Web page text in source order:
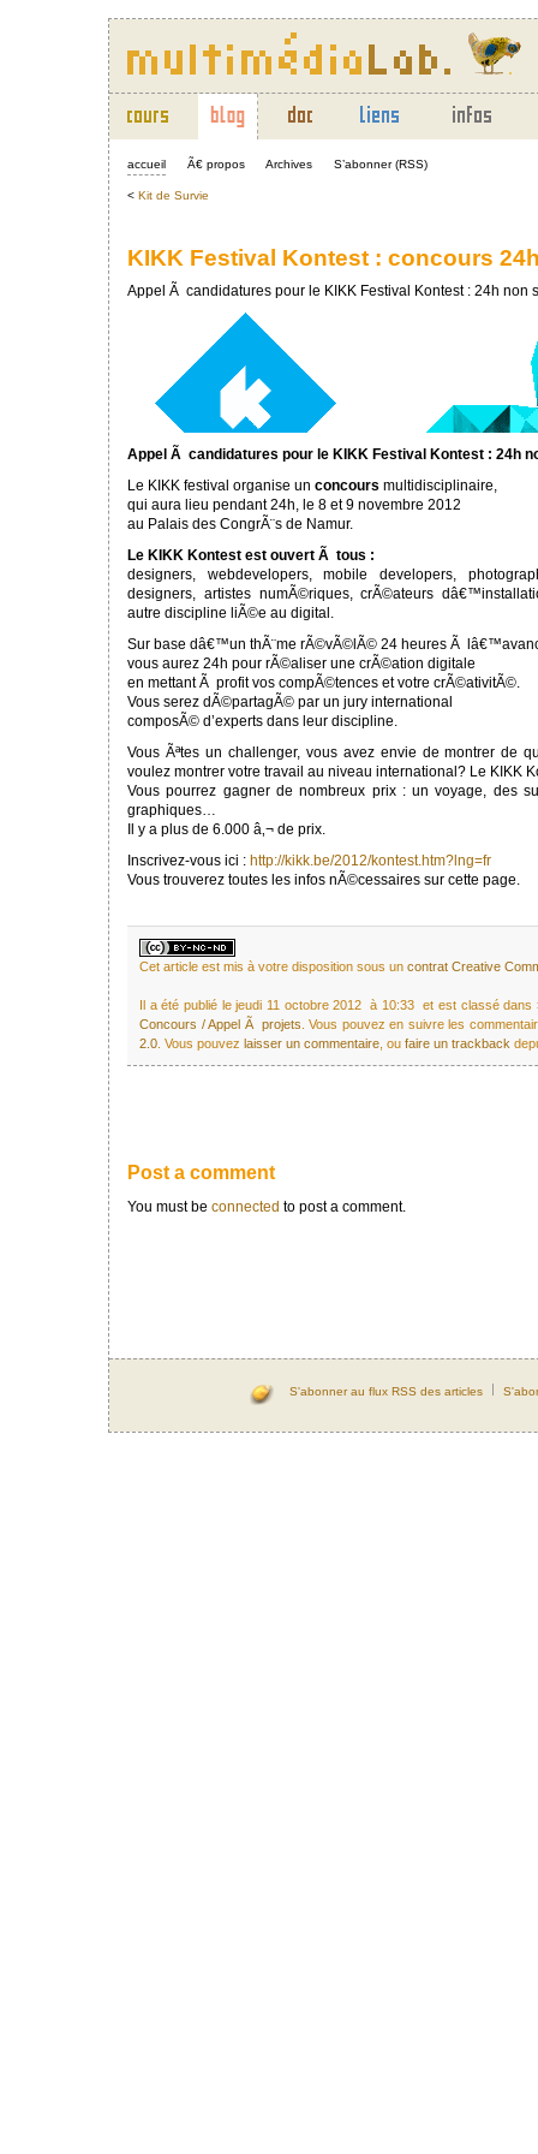
accueil Ã€ propos Archives S’abonner (RSS)
< Kit de Survie
KIKK Festival Kontest : concours
Appel Ã candidatures pour le KIKK Festival Kontest : 24h non
Appel Ã candidatures pour le KIKK Festival Kontest : 24h
Le KIKK festival organise un concours multidisciplinaire,
qui aura lieu pendant 24h, le 8 et 9 novembre 2012
au Palais des CongrÃ¨s de Namur.
Le KIKK Kontest est ouvert Ã tous :
designers, webdevelopers, mobile developers,
designers, artistes numÃ©riques, crÃ©ateurs
autre discipline liÃ©e au digital.
Sur base dâ€™un thÃ¨me rÃ©vÃ©lÃ© 24 heures Ã
vous aurez 24h pour rÃ©aliser une crÃ©ation digitale
en mettant Ã profit vos compÃ©tences et votre crÃ©ativitÃ©.
Vous serez dÃ©partagÃ© par un jury international
composÃ© d’experts dans leur discipline.
Vous Ãªtes un challenger, vous avez envie de montrer de
voulez montrer votre travail au niveau international? Le KIKK
Vous pourrez gagner de nombreux prix : un voyage, des
graphiques…
Il y a plus de 6.000 â‚¬ de prix.
Inscrivez-vous ici : http://kikk.be/2012/kontest.htm?lng=fr
Vous trouverez toutes les infos nÃ©cessaires sur cette page.
Cet article est mis à votre disposition sous un contrat Creative
Il a été publié le jeudi 11 octobre 2012 à 10:33 et est classé dans
Concours / Appel Ã projets . Vous pouvez en suivre les
2.0 . Vous pouvez laisser un commentaire , ou faire un trackback
Post a comment
You must be connected to post a comment.
S'abonner au flux RSS des articles